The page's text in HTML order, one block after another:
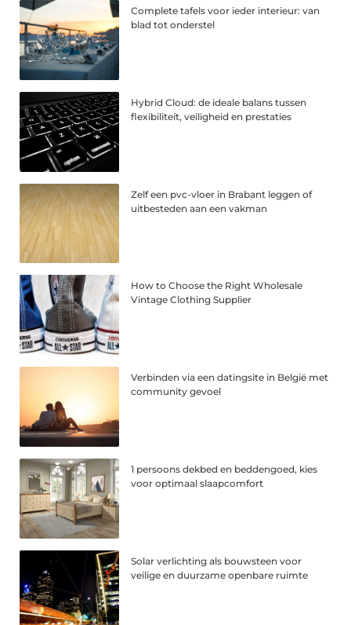
Complete tafels voor ieder interieur: van
blad tot onderstel
Hybrid Cloud: de ideale balans tussen
flexibiliteit, veiligheid en prestaties
Zelf een pvc-vloer in Brabant leggen of
uitbesteden aan een vakman
How to Choose the Right Wholesale
Vintage Clothing Supplier
Verbinden via een datingsite in België met
community gevoel
1 persoons dekbed en beddengoed, kies
voor optimaal slaapcomfort
Solar verlichting als bouwsteen voor
veilige en duurzame openbare ruimte